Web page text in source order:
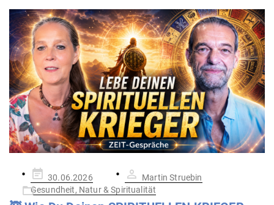
Gepostet
am
30.06.2026
Martin Struebin
Gesundheit, Natur & Spiritualität